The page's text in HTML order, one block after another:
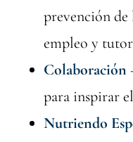
prevención
empleo y
Colaboración
para inspirar
Nutriendo